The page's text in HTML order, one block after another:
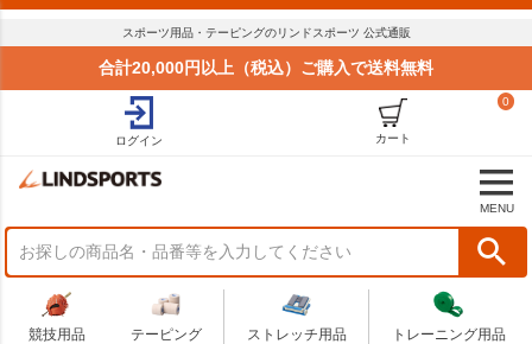
スポーツ用品・テーピングのリンドスポーツ 公式通販
合計20,000円以上（税込）ご購入で送料無料
ログイン
0
カート
MENU
競技用品 テーピング ストレッチ用品 トレーニング用品